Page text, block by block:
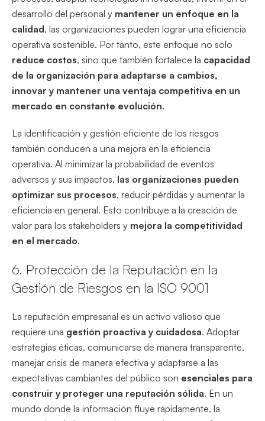
desarrollo del personal y mantener un enfoque en la
calidad, las organizaciones pueden lograr una eficiencia
operativa sostenible. Por tanto, este enfoque no solo
reduce costos, sino que también fortalece la capacidad
de la organización para adaptarse a cambios,
innovar y mantener una ventaja competitiva en un
mercado en constante evolución.
La identificación y gestión eficiente de los riesgos
también conducen a una mejora en la eficiencia
operativa. Al minimizar la probabilidad de eventos
adversos y sus impactos, las organizaciones pueden
optimizar sus procesos, reducir pérdidas y aumentar la
eficiencia en general. Esto contribuye a la creación de
valor para los stakeholders y mejora la competitividad
en el mercado.
6. Protección de la Reputación en la
Gestión de Riesgos en la ISO 9001
La reputación empresarial es un activo valioso que
requiere una gestión proactiva y cuidadosa. Adoptar
estrategias éticas, comunicarse de manera transparente,
manejar crisis de manera efectiva y adaptarse a las
expectativas cambiantes del público son esenciales para
construir y proteger una reputación sólida. En un
mundo donde la información fluye rápidamente, la